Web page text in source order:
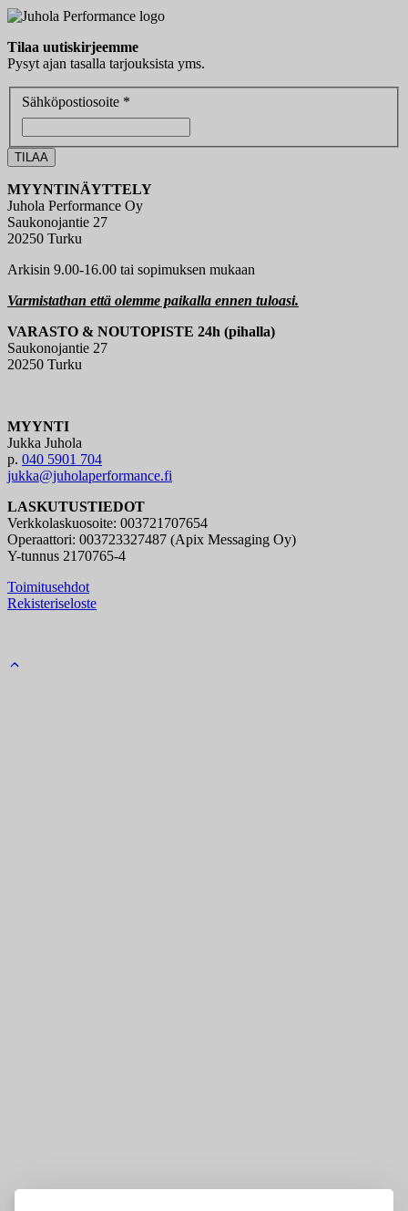
Tilaa uutiskirjeemme
Pysyt ajan tasalla tarjouksista yms.
Sähköpostiosoite *
MYYNTINÄYTTELY
Juhola Performance Oy
Saukonojantie 27
20250 Turku
Arkisin 9.00-16.00 tai sopimuksen mukaan
Varmistathan että olemme paikalla ennen tuloasi.
VARASTO & NOUTOPISTE 24h (pihalla)
Saukonojantie 27
20250 Turku
MYYNTI
Jukka Juhola
p. 040 5901 704
jukka@juholaperformance.fi
LASKUTUSTIEDOT
Verkkolaskuosoite: 003721707654
Operaattori: 003723327487 (Apix Messaging Oy)
Y-tunnus 2170765-4
Toimitusehdot
Rekisteriseloste
Back